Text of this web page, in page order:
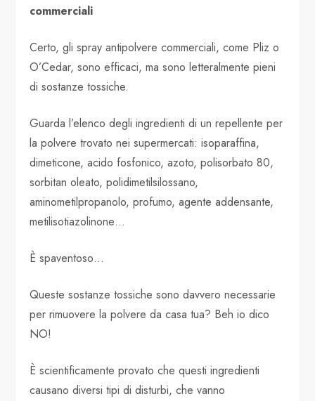
commerciali
Certo, gli spray antipolvere commerciali, come Pliz o
O’Cedar, sono efficaci, ma sono letteralmente pieni
di sostanze tossiche.
Guarda l’elenco degli ingredienti di un repellente per
la polvere trovato nei supermercati: isoparaffina,
dimeticone, acido fosfonico, azoto, polisorbato 80,
sorbitan oleato, polidimetilsilossano,
aminometilpropanolo, profumo, agente addensante,
metilisotiazolinone…
È spaventoso…
Queste sostanze tossiche sono davvero necessarie
per rimuovere la polvere da casa tua? Beh io dico
NO!
È scientificamente provato che questi ingredienti
causano diversi tipi di disturbi, che vanno